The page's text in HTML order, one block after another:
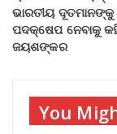
ଭାରତୀୟ
ପଦକ୍ଷେପ ନେବାକୁ
ଜୟଶଙ୍କର
You